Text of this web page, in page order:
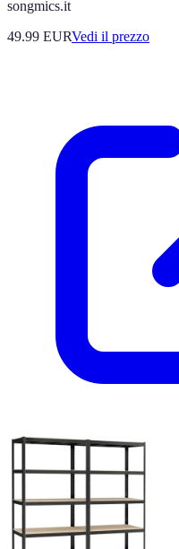
songmics.it
49.99 EURVedi il prezzo